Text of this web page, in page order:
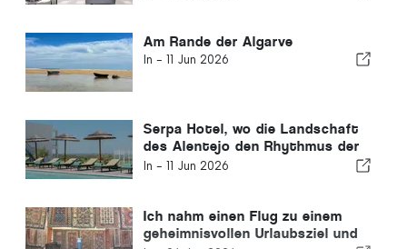
Am Rande der Algarve
In - 11 Jun 2026
Serpa Hotel, wo die Landschaft
des Alentejo den Rhythmus der
Zeit bestimmt
In - 11 Jun 2026
Ich nahm einen Flug zu einem
geheimnisvollen Urlaubsziel und